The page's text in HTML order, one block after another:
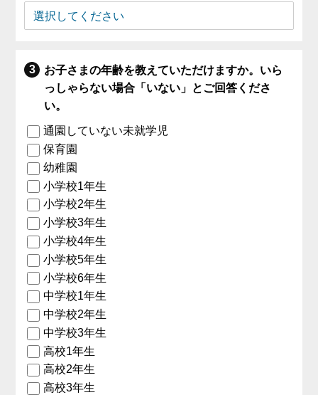
お子さまの年齢を教えていただけますか。いら
っしゃらない場合「いない」とご回答くださ
い。
通園していない未就学児
保育園
幼稚園
小学校1年生
小学校2年生
小学校3年生
小学校4年生
小学校5年生
小学校6年生
中学校1年生
中学校2年生
中学校3年生
高校1年生
高校2年生
高校3年生